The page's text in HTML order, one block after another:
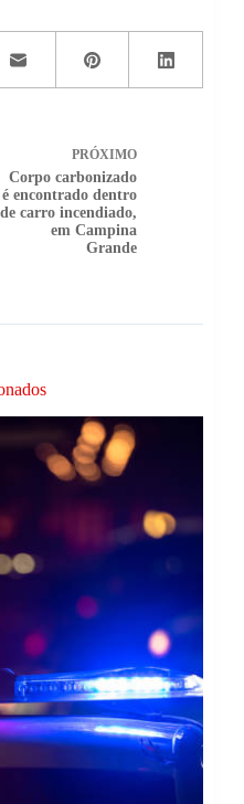
PRÓXIMO
Corpo carbonizado
é encontrado dentro
de carro incendiado,
em Campina
Grande